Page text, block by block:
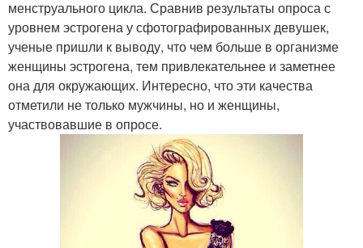
менструального цикла. Сравнив результаты опроса с
уровнем эстрогена у сфотографированных девушек,
ученые пришли к выводу, что чем больше в организме
женщины эстрогена, тем привлекательнее и заметнее
она для окружающих. Интересно, что эти качества
отметили не только мужчины, но и женщины,
участвовавшие в опросе.